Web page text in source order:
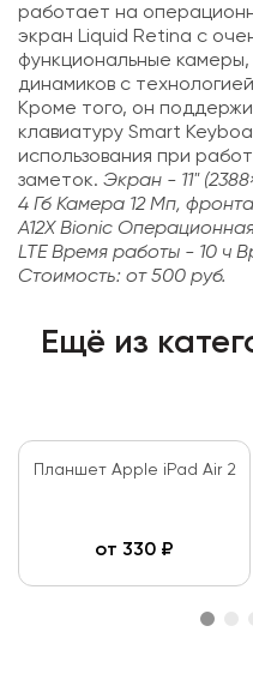
работает на
экран Liquid Retina с
функциональные
динамиков с
Кроме того, он
клавиатуру Smart
использования при
заметок. Экран - 11"
4 Гб Камера 12 Мп,
A12X Bionic
LTE Время работы - 10 ч
Стоимость: от 500 руб.
Ещё из
Планшет Apple iPad Air 2
от 330 ₽